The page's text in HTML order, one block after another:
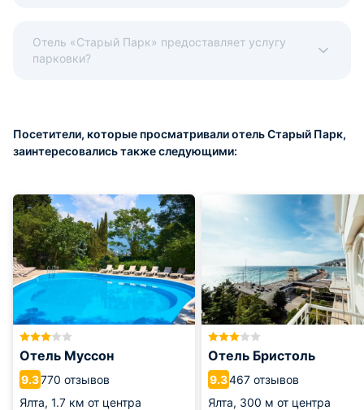
Отель «Старый Парк» предоставляет услугу
парковки?
Посетители, которые просматривали отель Старый Парк,
заинтересовались также следующими:
Отель Муссон
9.3770 отзывов
Ялта, 1.7 км от центра
Отель Бристоль
9.3467 отзывов
Ялта, 300 м от центра